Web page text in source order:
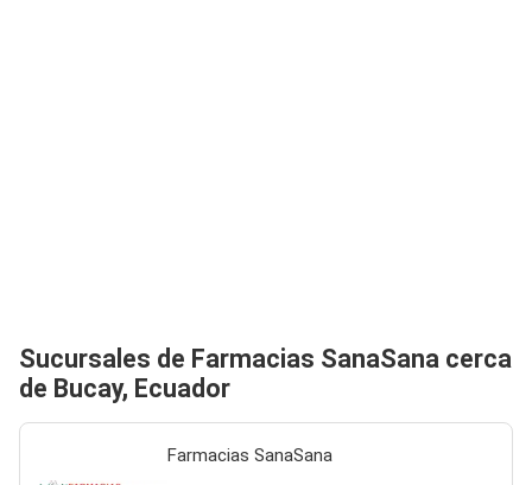
Sucursales de Farmacias SanaSana cerca
de Bucay, Ecuador
Farmacias SanaSana